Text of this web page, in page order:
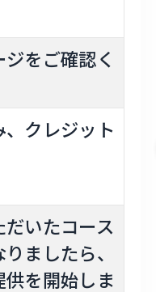
をご確認く
クレジット
だいたコース
ましたら、
供を開始しま